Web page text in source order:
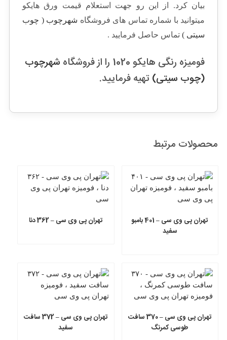
بیان کرد. از این رو جهت استعلام قیمت ورق هایکو
میتوانید با شماره تماس های فروشگاه شهرچوب ( چوب
سیتی ) تماس حاصل فرمایید .
فومیزه رنگی هایکو 1020 را از فروشگاه
شهرچوب
(چوب سیتی)تهیه فرمایید.
محصولات مرتبط
تهران پی وی سی – 401 بامبو
سفید
تهران پی وی سی – 362 دنا
تهران پی وی سی – 370 سافت
طوسی کمرنگ
تهران پی وی سی – 372 سافت
سفید